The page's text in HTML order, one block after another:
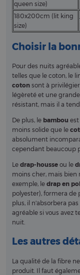
queen size)
180x200cm (lit king
size)
Choisir la
Pour des nuits
telles que le coton, le
coton sont à
légèreté et une
résistant, mais il a
De plus, le bambou
moins solide que le
absolument
cependant beaucoup
Le drap-housse ou le
moins cher, mais bien
exemple, le drap en
polyester), formera de
plus, il n'absorbera
agréable si vous avez
nuit.
Les autres
La qualité de la fibre
produit. Il faut